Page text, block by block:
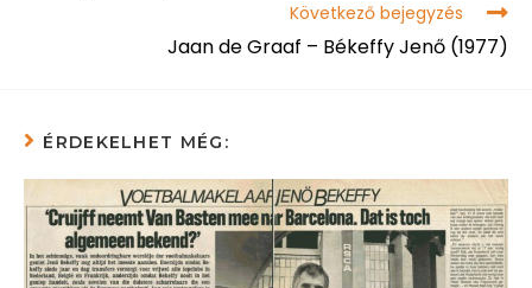
Következő bejegyzés
Jaan de Graaf – Békeffy Jenő (1977)
ÉRDEKELHET MÉG: